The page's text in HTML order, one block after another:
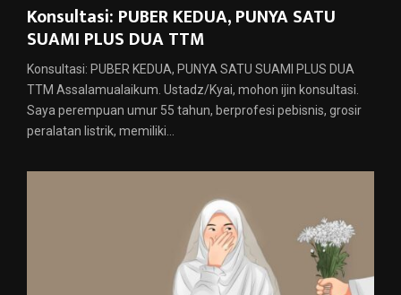
Konsultasi: PUBER KEDUA, PUNYA SATU
SUAMI PLUS DUA TTM
Konsultasi: PUBER KEDUA, PUNYA SATU SUAMI PLUS DUA
TTM Assalamualaikum. Ustadz/Kyai, mohon ijin konsultasi.
Saya perempuan umur 55 tahun, berprofesi pebisnis, grosir
peralatan listrik, memiliki...